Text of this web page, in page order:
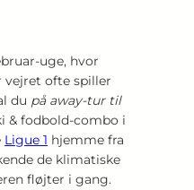
uge, hvor
vejret ofte spiller
du på away-tur til
& fodbold-combo i
Ligue 1 hjemme fra
de klimatiske
fløjter i gang.